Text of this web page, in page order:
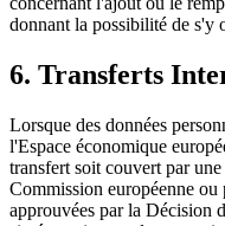
donnant la possibilité de s'y
6. Transferts
Lorsque des données
l'Espace économique
transfert soit couvert par
Commission européenne ou
approuvées par la Décision